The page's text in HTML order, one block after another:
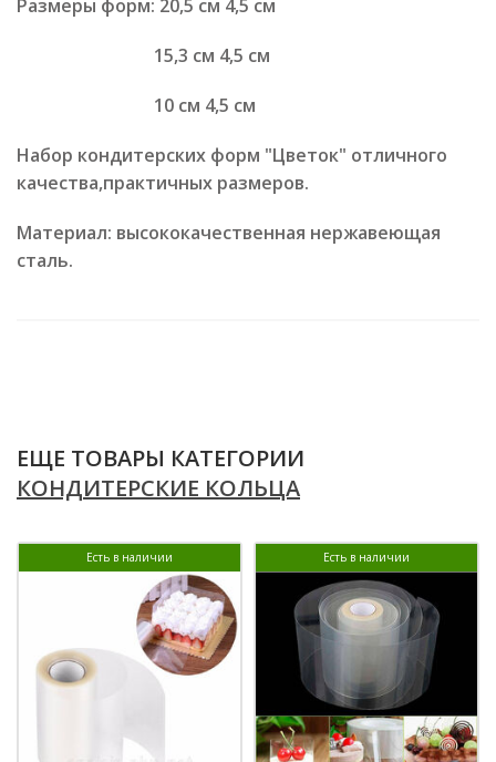
Размеры форм: 20,5 см 4,5 см
15,3 см 4,5 см
10 см 4,5 см
Набор кондитерских форм "Цветок" отличного
качества,практичных размеров.
Материал: высококачественная нержавеющая
сталь.
ЕЩЕ ТОВАРЫ КАТЕГОРИИ
КОНДИТЕРСКИЕ КОЛЬЦА
Есть в наличии Есть в наличии